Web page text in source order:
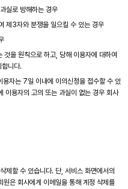
실로 방해하는 경우
제3자와 분쟁을 일으킬 수 있는 경우
을 원칙으로 하고, 당해 이용자에 대하여
합니다.
자는 7일 이내에 이의신청을 접수할 수 있
이용자의 고의 또는 과실이 없는 경우 회사
제할 수 있습니다. 단, 서비스 화면에서의
은 회사에게 이메일을 통해 계정 삭제를